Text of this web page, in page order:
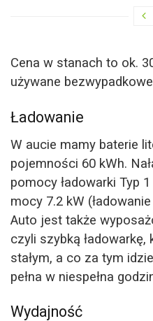
Cena w stanach to ok.
używane
Ładowanie
W aucie mamy baterie
pojemności 60 kWh.
pomocy ładowarki Typ
mocy 7.2 kW
Auto jest także
czyli szybką ładowarkę,
stałym, a co za tym
pełna w niespełna
Wydajność